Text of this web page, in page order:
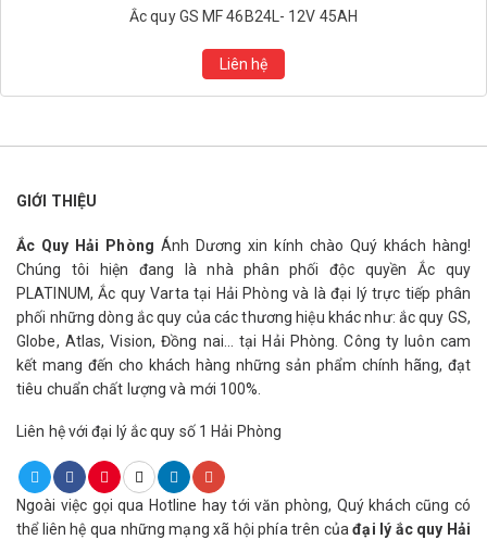
Ắc quy GS MF 46B24L- 12V 45AH
Liên hệ
GIỚI THIỆU
Ắc Quy Hải Phòng Ánh Dương xin kính chào Quý khách hàng!
Chúng tôi hiện đang là nhà phân phối độc quyền Ắc quy
PLATINUM, Ắc quy Varta tại Hải Phòng và là đại lý trực tiếp phân
phối những dòng ắc quy của các thương hiệu khác như: ắc quy GS,
Globe, Atlas, Vision, Đồng nai… tại Hải Phòng. Công ty luôn cam
kết mang đến cho khách hàng những sản phẩm chính hãng, đạt
tiêu chuẩn chất lượng và mới 100%.
Liên hệ với đại lý ắc quy số 1 Hải Phòng
Ngoài việc gọi qua Hotline hay tới văn phòng, Quý khách cũng có
thể liên hệ qua những mạng xã hội phía trên củađại lý ắc quy Hải